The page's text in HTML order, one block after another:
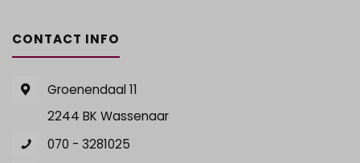
CONTACT INFO
Groenendaal 11
2244 BK Wassenaar
070 - 3281025